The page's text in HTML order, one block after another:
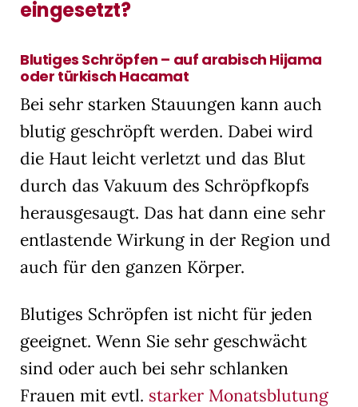
eingesetzt?
Blutiges Schröpfen – auf arabisch Hijama
oder türkisch Hacamat
Bei sehr starken Stauungen kann auch
blutig geschröpft werden. Dabei wird
die Haut leicht verletzt und das Blut
durch das Vakuum des Schröpfkopfs
herausgesaugt. Das hat dann eine sehr
entlastende Wirkung in der Region und
auch für den ganzen Körper.
Blutiges Schröpfen ist nicht für jeden
geeignet. Wenn Sie sehr geschwächt
sind oder auch bei sehr schlanken
Frauen mit evtl. starker Monatsblutung